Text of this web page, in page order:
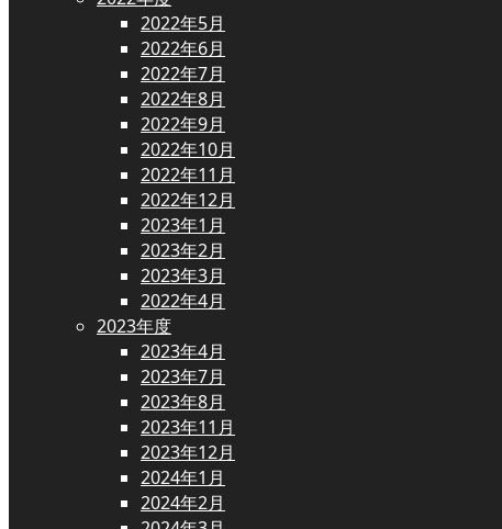
2022年5月
2022年6月
2022年7月
2022年8月
2022年9月
2022年10月
2022年11月
2022年12月
2023年1月
2023年2月
2023年3月
2022年4月
2023年度
2023年4月
2023年7月
2023年8月
2023年11月
2023年12月
2024年1月
2024年2月